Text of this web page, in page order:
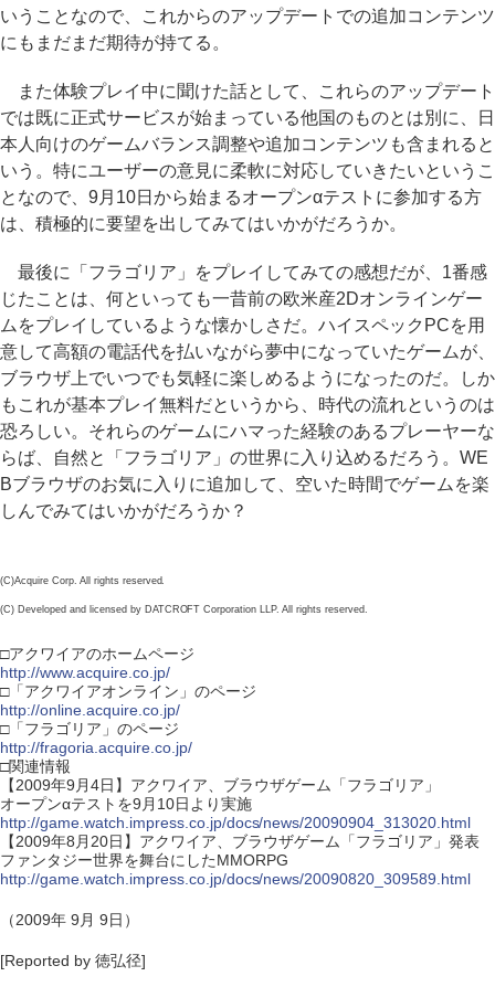
いうことなので、これからのアップデートでの追加コンテンツ
にもまだまだ期待が持てる。
また体験プレイ中に聞けた話として、これらのアップデート
では既に正式サービスが始まっている他国のものとは別に、日
本人向けのゲームバランス調整や追加コンテンツも含まれると
いう。特にユーザーの意見に柔軟に対応していきたいというこ
となので、9月10日から始まるオープンαテストに参加する方
は、積極的に要望を出してみてはいかがだろうか。
最後に「フラゴリア」をプレイしてみての感想だが、1番感
じたことは、何といっても一昔前の欧米産2Dオンラインゲー
ムをプレイしているような懐かしさだ。ハイスペックPCを用
意して高額の電話代を払いながら夢中になっていたゲームが、
ブラウザ上でいつでも気軽に楽しめるようになったのだ。しか
もこれが基本プレイ無料だというから、時代の流れというのは
恐ろしい。それらのゲームにハマった経験のあるプレーヤーな
らば、自然と「フラゴリア」の世界に入り込めるだろう。WE
Bブラウザのお気に入りに追加して、空いた時間でゲームを楽
しんでみてはいかがだろうか？
(C)Acquire Corp. All rights reserved.
(C) Developed and licensed by DATCROFT Corporation LLP. All rights reserved.
□アクワイアのホームページ
http://www.acquire.co.jp/
□「アクワイアオンライン」のページ
http://online.acquire.co.jp/
□「フラゴリア」のページ
http://fragoria.acquire.co.jp/
□関連情報
【2009年9月4日】アクワイア、ブラウザゲーム「フラゴリア」
オープンαテストを9月10日より実施
http://game.watch.impress.co.jp/docs/news/20090904_313020.html
【2009年8月20日】アクワイア、ブラウザゲーム「フラゴリア」発表
ファンタジー世界を舞台にしたMMORPG
http://game.watch.impress.co.jp/docs/news/20090820_309589.html
（2009年 9月 9日）
[Reported by 徳弘径]